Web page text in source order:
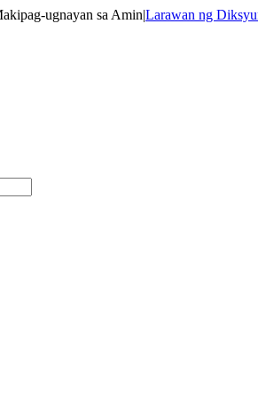
ugnayan sa Amin|Larawan ng